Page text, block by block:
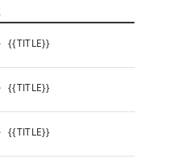
{{TITLE}}
{{TITLE}}
{{TITLE}}